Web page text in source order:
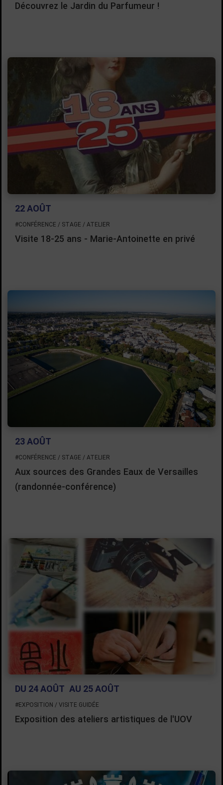
Découvrez le Jardin du Parfumeur !
22 AOÛT
#CONFÉRENCE / STAGE / ATELIER
Visite 18-25 ans - Marie-Antoinette en privé
23 AOÛT
#CONFÉRENCE / STAGE / ATELIER
Aux sources des Grandes Eaux de Versailles
(randonnée-conférence)
DU 24 AOÛT AU 25 AOÛT
#EXPOSITION / VISITE GUIDÉE
Exposition des ateliers artistiques de l'UOV